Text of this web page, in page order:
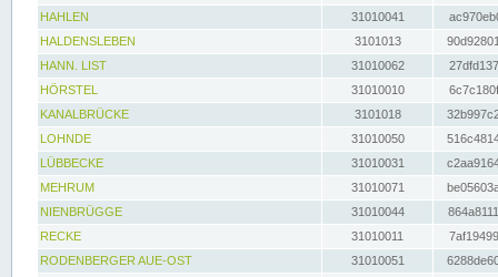
HAHLEN
31010041
HALDENSLEBEN
3101013
HANN. LIST
31010062
HÖRSTEL
31010010
KANALBRÜCKE
3101018
LOHNDE
31010050
LÜBBECKE
31010031
MEHRUM
31010071
NIENBRÜGGE
31010044
RECKE
31010011
RODENBERGER AUE-OST
31010051